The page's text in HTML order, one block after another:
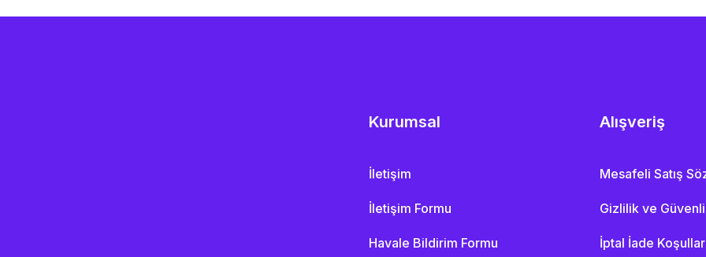
Kurumsal
İletişim
İletişim Formu
Havale Bildirim Formu
Alışveriş
Mesafeli Satış
Gizlilik ve
İptal İade